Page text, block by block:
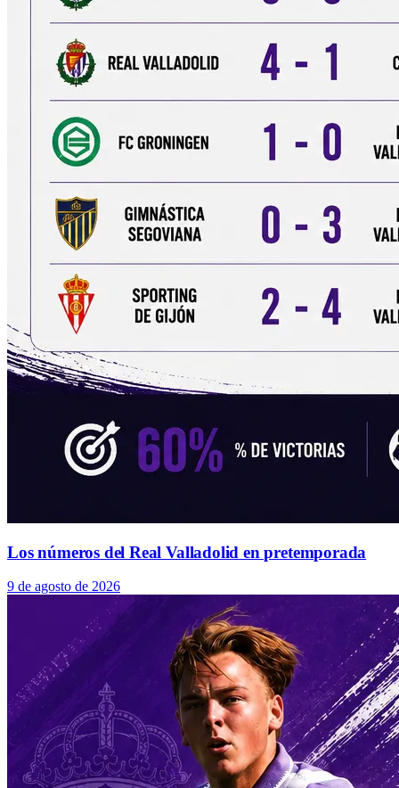
Los números del Real Valladolid en pretemporada
9 de agosto de 2026